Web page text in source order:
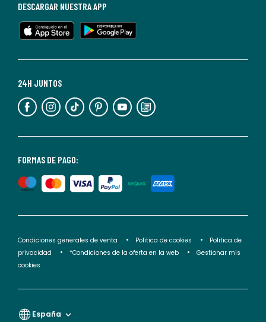
en
cualquier
Para
información,
puedes
nuestra
de
privacidad</2>.
FORMAS DE PAGO:
24H JUNTOS
DESCARGAR NUESTRA APP
Condiciones generales de venta Politica de cookies
Politica de
privacidad
*Condiciones de la oferta en la web
Gestionar mis
cookies
España